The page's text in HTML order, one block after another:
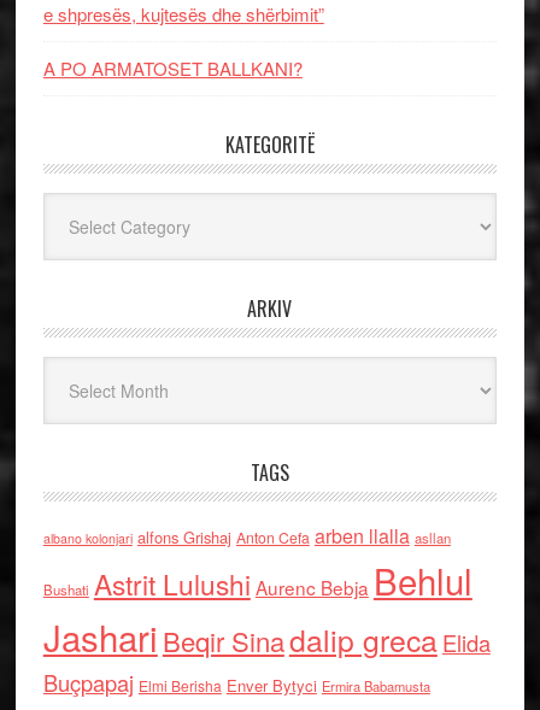
e shpresës, kujtesës dhe shërbimit”
A PO ARMATOSET BALLKANI?
KATEGORITË
ARKIV
TAGS
albano kolonjari alfons Grishaj Anton Cefa arben llalla asllan
Bushati Astrit Lulushi Aurenc Bebja Behlul
Jashari Beqir Sinadalip grecaElida
Buçpapaj Elmi Berisha Enver Bytyci Ermira Babamusta